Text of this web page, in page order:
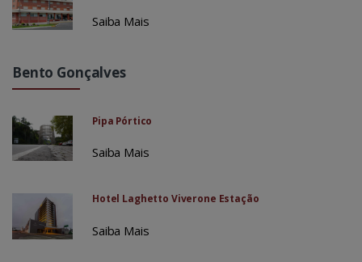
Saiba Mais
Bento Gonçalves
Pipa Pórtico
Saiba Mais
Hotel Laghetto Viverone Estação
Saiba Mais